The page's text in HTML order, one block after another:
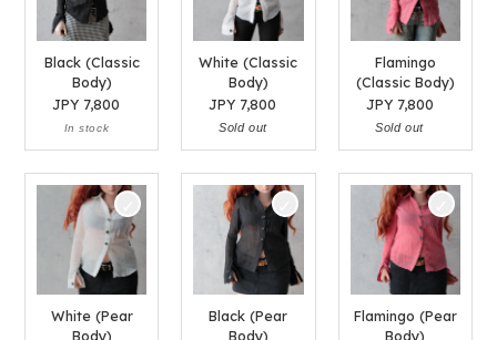
Black (Classic
Body)
JPY 7,800
In stock
White (Classic
Body)
JPY 7,800
Sold out
Flamingo
(Classic Body)
JPY 7,800
Sold out
White (Pear
Body)
Black (Pear
Body)
Flamingo (Pear
Body)